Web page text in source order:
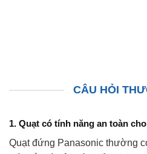
CÂU HỎI
1. Quạt có tính năng an toàn
Quạt đứng Panasonic thường